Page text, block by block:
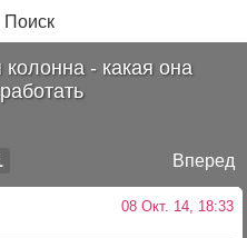
Поиск
колонна - какая она
Вперед
08 Окт. 14, 18:33